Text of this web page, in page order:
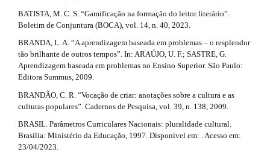
e
_
m
e
n
u
s
i
d
e
b
3
.
a
r
t
i
c
l
BATISTA, M. C. S. “Gamificação na formação do leitor literário”.
Boletim de Conjuntura (BOCA), vol. 14, n. 40, 2023.
BRANDA, L. A. “A aprendizagem baseada em problemas – o resplendor
tão brilhante de outros tempos”. In: ARAÚJO, U. F.; SASTRE, G.
Aprendizagem baseada em problemas no Ensino Superior. São Paulo:
Editora Summus, 2009.
BRANDÃO, C. R. “Vocação de criar: anotações sobre a cultura e as
culturas populares”. Cadernos de Pesquisa, vol. 39, n. 138, 2009.
BRASIL. Parâmetros Curriculares Nacionais: pluralidade cultural.
Brasília: Ministério da Educação, 1997. Disponível em: . Acesso em:
23/04/2023.